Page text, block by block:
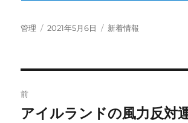
投
管理
投
2021年5月6日
カ
新着情報
稿
前
前
アイルランドの風力反対